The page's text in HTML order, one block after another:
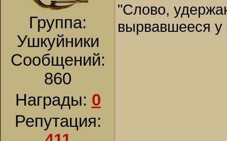
Группа:
Ушкуйники
Сообщений:
860
Награды: 0
Репутация:
"Слово,
вырвавшееся у